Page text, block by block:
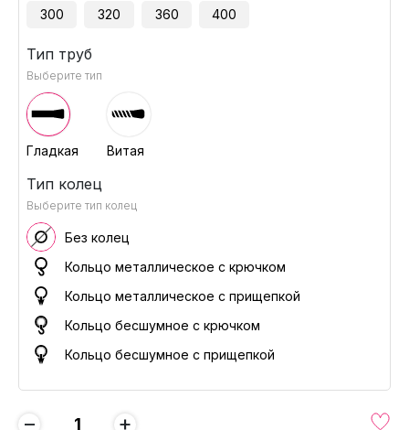
300 320 360 400
Тип труб
Выберите тип
Гладкая Витая
Тип колец
Выберите тип колец
Без колец
Кольцо металлическое с крючком
Кольцо металлическое с прищепкой
Кольцо бесшумное с крючком
Кольцо бесшумное с прищепкой
− +